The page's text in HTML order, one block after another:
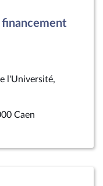
l'Université,
Caen